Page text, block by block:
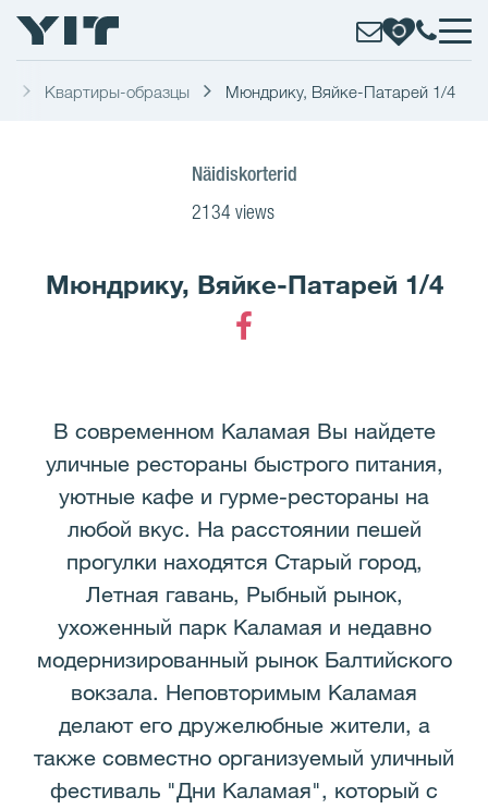
Квартиры-образцы Мюндрику, Вяйке-Патарей 1/4
Näidiskorterid
2134 views
Мюндрику, Вяйке-Патарей 1/4
В современном Каламая Вы найдете
уличные рестораны быстрого питания,
уютные кафе и гурме-рестораны на
любой вкус. На расстоянии пешей
прогулки находятся Старый город,
Летная гавань, Рыбный рынок,
ухоженный парк Каламая и недавно
модернизированный рынок Балтийского
вокзала. Неповторимым Каламая
делают его дружелюбные жители, а
также совместно организуемый уличный
фестиваль "Дни Каламая", который с